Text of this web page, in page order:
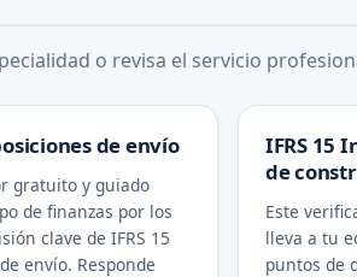
o revisa el servicio
de envío
gratuito y guiado
de finanzas por los
clave de IFRS 15
envío. Responde
IFRS 15
de
Este
lleva a tu
puntos de